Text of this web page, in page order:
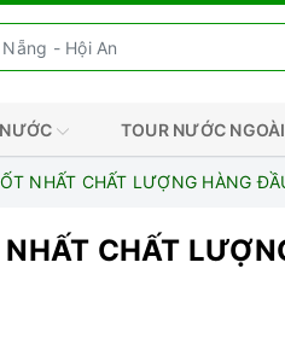
TOUR NƯỚC NGOÀI
NHẤT CHẤT LƯỢNG HÀNG
CHẤT